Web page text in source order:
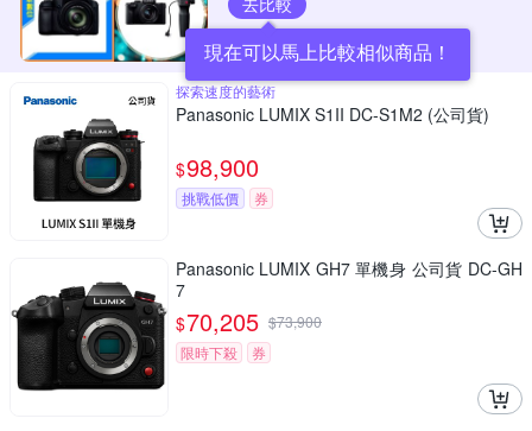
現在可以馬上比較相似商品！
探索速度的藝術
Panasonic LUMIX S1II DC-S1M2 (公司貨)
$98,900
挑戰低價 券
Panasonic LUMIX GH7 單機身 公司貨 DC-GH
7
$70,205 $73,900
限時下殺
券